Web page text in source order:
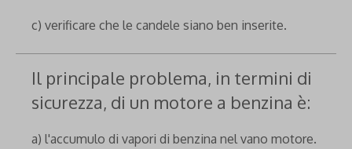
c) verificare che le candele siano ben inserite.
Il principale problema, in termini di
sicurezza, di un motore a benzina è:
a) l'accumulo di vapori di benzina nel vano motore.